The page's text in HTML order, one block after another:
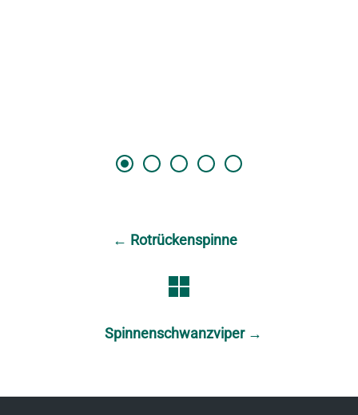
← Rotrückenspinne
Spinnenschwanzviper →